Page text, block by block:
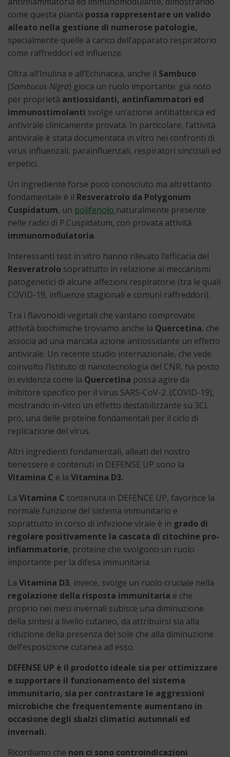
come questa pianta possa rappresentare un valido
alleato nella gestione di numerose patologie,
specialmente quelle a carico dell’apparato respiratorio
come raffreddori ed influenze.
Oltra all’Inulina e all’Echinacea, anche il Sambuco
(Sambucus Nigra) gioca un ruolo importante: già noto
per proprietà antiossidanti, antinfiammatori ed
immunostimolanti svolge un’azione antibatterica ed
antivirale clinicamente provata. In particolare, l’attività
antivirale è stata documentata in vitro nei confronti di
virus influenzali, parainfluenzali, respiratori sinciziali ed
erpetici.
Un ingrediente forse poco conosciuto ma altrettanto
fondamentale è il Resveratrolo da Polygonum
Cuspidatum, un polifenolo naturalmente presente
nelle radici di P.Cuspidatum, con provata attività
immunomodulatoria.
Interessanti test in vitro hanno rilevato l’efficacia del
Resveratrolo soprattutto in relazione ai meccanismi
patogenetici di alcune affezioni respiratorie (tra le quali
COVID-19, influenze stagionali e comuni raffreddori).
Tra i flavonoidi vegetali che vantano comprovate
attività biochimiche troviamo anche la Quercetina, che
associa ad una marcata azione antiossidante un effetto
antivirale. Un recente studio internazionale, che vede
coinvolto l’Istituto di nanotecnologia del CNR, ha posto
in evidenza come la Quercetina possa agire da
inibitore specifico per il virus SARS-CoV-2. (COVID-19),
mostrando in-vitro un effetto destabilizzante su 3CL
pro, una delle proteine fondamentali per il ciclo di
replicazione del virus.
Altri ingredienti fondamentali, alleati del nostro
benessere e contenuti in DEFENSE UP sono la
Vitamina C e la Vitamina D3.
La Vitamina C contenuta in DEFENCE UP, favorisce la
normale funzione del sistema immunitario e
soprattutto in corso di infezione virale è in grado di
regolare positivamente la cascata di citochine pro-
infiammatorie, proteine che svolgono un ruolo
importante per la difesa immunitaria.
La Vitamina D3, invece, svolge un ruolo cruciale nella
regolazione della risposta immunitaria e che
proprio nei mesi invernali subisce una diminuzione
della sintesi a livello cutaneo, da attribuirsi sia alla
riduzione della presenza del sole che alla diminuzione
dell’esposizione cutanea ad esso.
DEFENSE UP è il prodotto ideale sia per ottimizzare
e supportare il funzionamento del sistema
immunitario, sia per contrastare le aggressioni
microbiche che frequentemente aumentano in
occasione degli sbalzi climatici autunnali ed
invernali.
Ricordiamo che non ci sono controindicazioni